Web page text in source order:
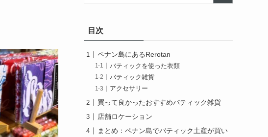
目次
ペナン島にあるRerotan
バティックを使った衣類
バティック雑貨
アクセサリー
買って良かったおすすめバティック雑貨
店舗ロケーション
まとめ：ペナン島でバティック土産が買い